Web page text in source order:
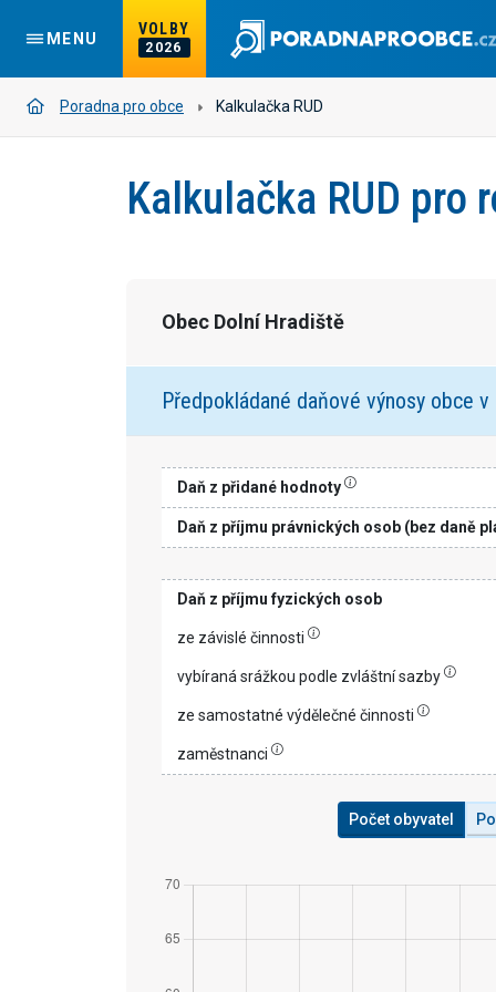
MENU
VOLBY
2026
Poradna pro obce Kalkulačka RUD
Kalkulačka RUD pro
Obec Dolní Hradiště
Předpokládané daňové výnosy obce
Daň z přidané hodnoty
Daň z příjmu právnických osob (bez daně
Daň z příjmu fyzických osob
ze závislé činnosti
vybíraná srážkou podle zvláštní sazby
ze samostatné výdělečné činnosti
zaměstnanci
Počet obyvatel